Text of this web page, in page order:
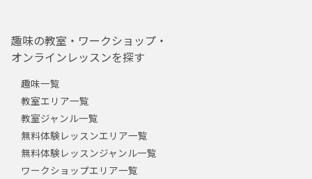
趣味の教室・ワークショップ・
オンラインレッスンを探す
趣味一覧
教室エリア一覧
教室ジャンル一覧
無料体験レッスンエリア一覧
無料体験レッスンジャンル一覧
ワークショップエリア一覧